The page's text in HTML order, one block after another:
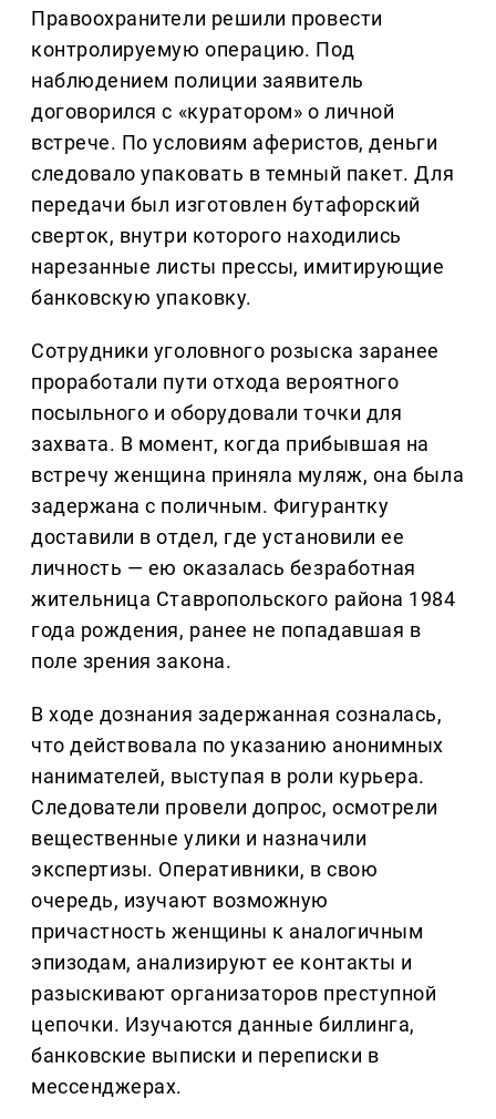
Правоохранители решили провести
контролируемую операцию. Под
наблюдением полиции заявитель
договорился с «куратором» о личной
встрече. По условиям аферистов, деньги
следовало упаковать в темный пакет. Для
передачи был изготовлен бутафорский
сверток, внутри которого находились
нарезанные листы прессы, имитирующие
банковскую упаковку.
Сотрудники уголовного розыска заранее
проработали пути отхода вероятного
посыльного и оборудовали точки для
захвата. В момент, когда прибывшая на
встречу женщина приняла муляж, она была
задержана с поличным. Фигурантку
доставили в отдел, где установили ее
личность — ею оказалась безработная
жительница Ставропольского района 1984
года рождения, ранее не попадавшая в
поле зрения закона.
В ходе дознания задержанная созналась,
что действовала по указанию анонимных
нанимателей, выступая в роли курьера.
Следователи провели допрос, осмотрели
вещественные улики и назначили
экспертизы. Оперативники, в свою
очередь, изучают возможную
причастность женщины к аналогичным
эпизодам, анализируют ее контакты и
разыскивают организаторов преступной
цепочки. Изучаются данные биллинга,
банковские выписки и переписки в
мессенджерах.